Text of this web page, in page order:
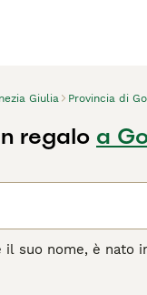
Giulia Provincia di
regalo a
il suo nome, è nato
Groenendael,